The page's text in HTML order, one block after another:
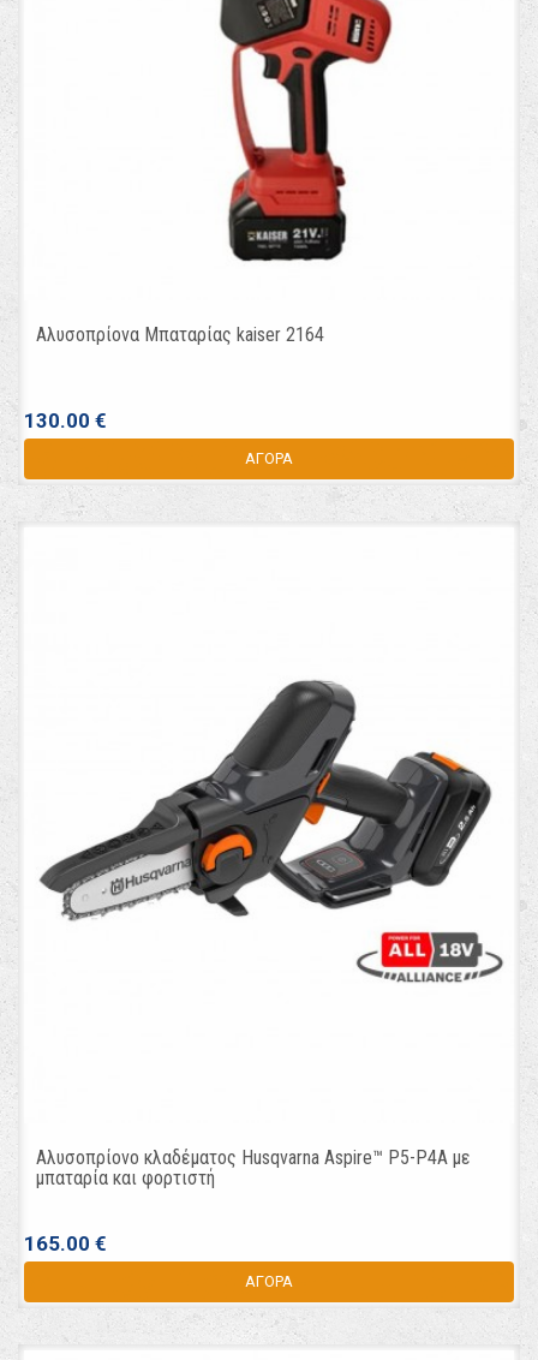
Αλυσοπρίονα Μπαταρίας kaiser 2164
130.00 €
ΑΓΟΡΑ
Αλυσοπρίονο κλαδέματος Husqvarna Aspire™ P5-P4A με
μπαταρία και φορτιστή
165.00 €
ΑΓΟΡΑ